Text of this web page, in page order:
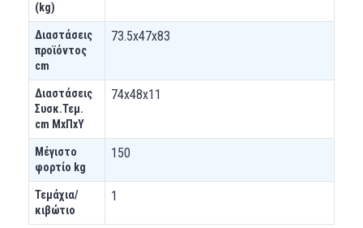
(kg)
Διαστάσεις
προϊόντος
cm
73.5x47x83
Διαστάσεις
Συσκ.Τεμ.
cm ΜxΠxΥ
74x48x11
Μέγιστο
φορτίο kg
150
Τεμάχια/
κιβώτιο
1